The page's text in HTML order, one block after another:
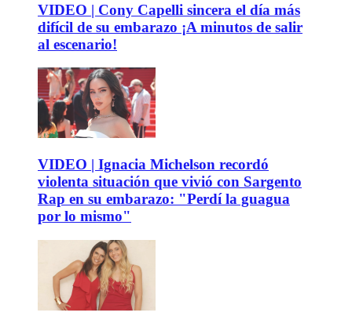
VIDEO | Cony Capelli sincera el día más
difícil de su embarazo ¡A minutos de salir
al escenario!
VIDEO | Ignacia Michelson recordó
violenta situación que vivió con Sargento
Rap en su embarazo: "Perdí la guagua
por lo mismo"